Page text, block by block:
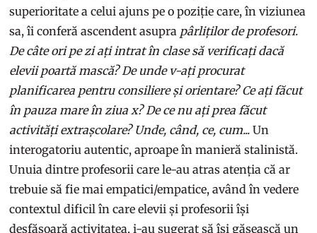
superioritate a celui ajuns pe o poziție care, în viziunea
sa, îi conferă ascendent asupra pârliților de profesori.
De câte ori pe zi ați intrat în clase să verificați dacă
elevii poartă mască? De unde v-ați procurat
planificarea pentru consiliere și orientare? Ce ați făcut
în pauza mare în ziua x? De ce nu ați prea făcut
activități extrașcolare? Unde, când, ce, cum... Un
interogatoriu autentic, aproape în manieră stalinistă.
Unuia dintre profesorii care le-au atras atenția că ar
trebuie să fie mai empatici/empatice, având în vedere
contextul dificil în care elevii și profesorii își
desfășoară activitatea, i-au sugerat să își găsească un